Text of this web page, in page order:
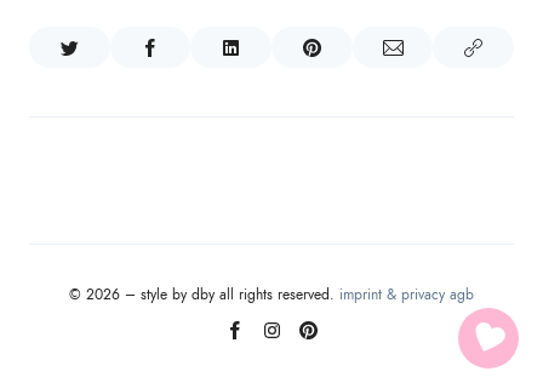
© 2026 – style by dby all rights reserved. imprint & privacy agb